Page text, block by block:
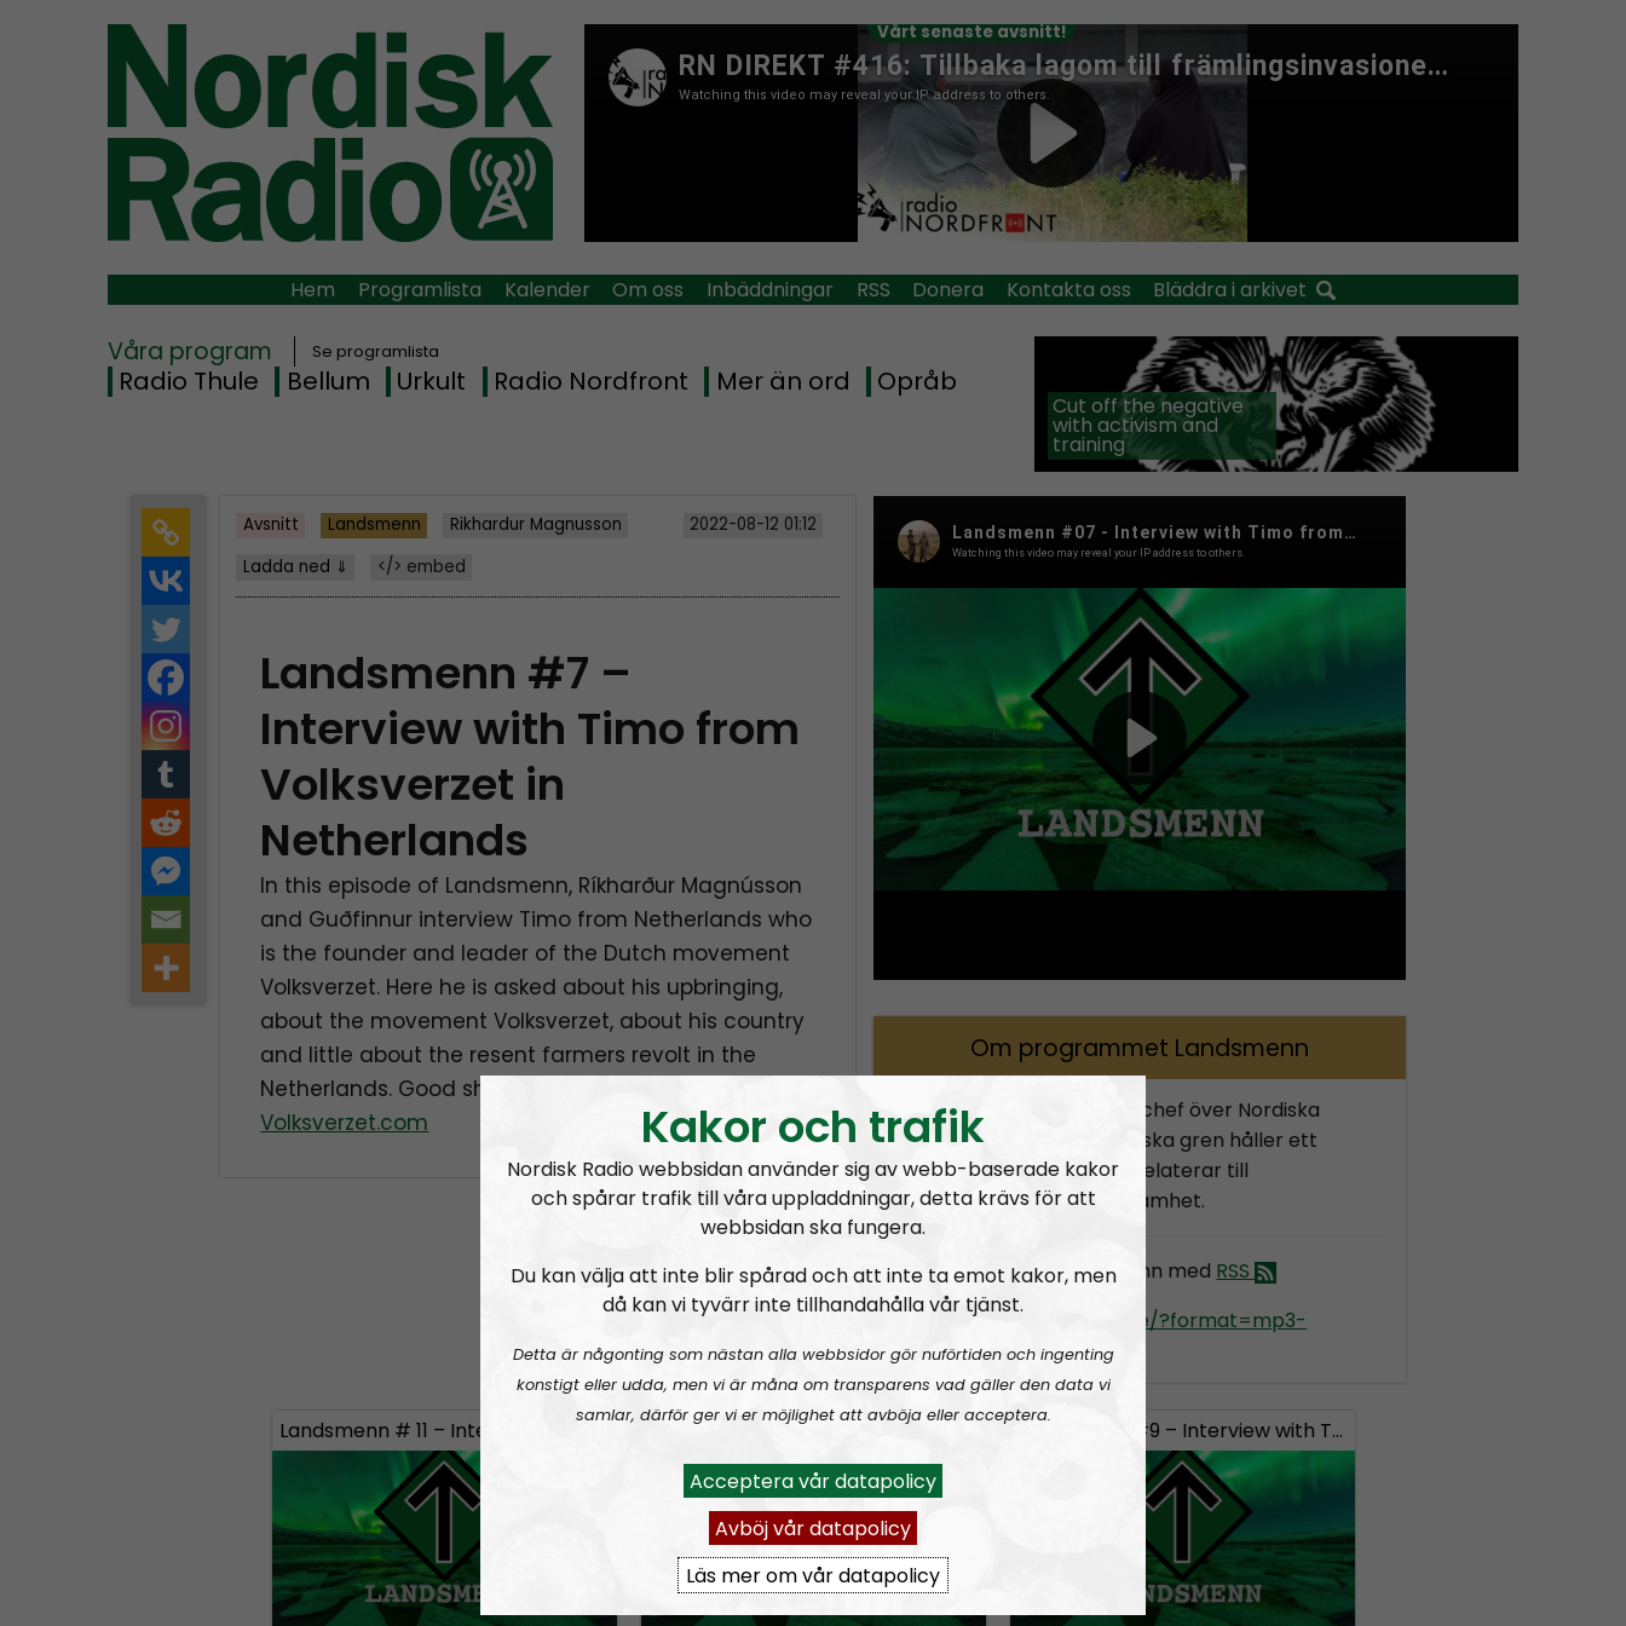
Vårt senaste avsnitt!
Hem Programlista Kalender Om oss Inbäddningar RSS Donera Kontakta oss Bläddra i arkivet
Våra program Se programlista
Radio Thule Bellum Urkult Radio Nordfront Mer än ord Opråb
Cut off the negative
with activism and
training
Avsnitt Landsmenn Rikhardur Magnusson
2022-08-12 01:12
Ladda ned ⇓
</> embed
Landsmenn #7 –
Interview with Timo from
Volksverzet in
Netherlands
In this episode of Landsmenn, Ríkharður Magnússon
and Guðfinnur interview Timo from Netherlands who
is the founder and leader of the Dutch movement
Volksverzet. Here he is asked about his upbringing,
about the movement Volksverzet, about his country
and little about the resent farmers revolt in the
Netherlands. Good show. Check out their homepage
Volksverzet.com
Om programmet Landsmenn
Ríkharður Leó Magnússon, chef över Nordiska
motståndsrörelsens isländska gren håller ett
program om ämnen som relaterar till
Motståndsrörelsens verksamhet.
Prenumerera på Landsmenn med RSS
RSS: https://nordiskradio.se/?format=mp3-
rss&show=viktig
Landsmenn #9 – Interview with Timo from Wolvenrad
Kakor och trafik
Nordisk Radio webbsidan använder sig av webb-baserade kakor
och spårar trafik till våra uppladdningar, detta krävs för att
webbsidan ska fungera.
Du kan välja att inte blir spårad och att inte ta emot kakor, men
då kan vi tyvärr inte tillhandahålla vår tjänst.
Detta är någonting som nästan alla webbsidor gör nuförtiden och ingenting
konstigt eller udda, men vi är måna om transparens vad gäller den data vi
samlar, därför ger vi er möjlighet att avböja eller acceptera.
Acceptera vår datapolicy
Avböj vår datapolicy
Läs mer om vår datapolicy